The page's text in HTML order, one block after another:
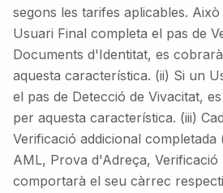
segons les tarifes aplicables.
Usuari Final completa el pas de
Documents d'Identitat, es
aquesta característica. (ii) Si un
el pas de Detecció de Vivacitat,
per aquesta característica. (iii)
Verificació addicional
AML, Prova d'Adreça, Verificació
comportarà el seu càrrec